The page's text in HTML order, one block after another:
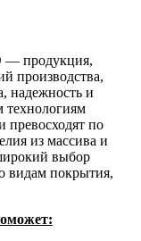
— продукция,
производства,
надежность и
технологиям
превосходят по
из массива и
выбор
видам покрытия,